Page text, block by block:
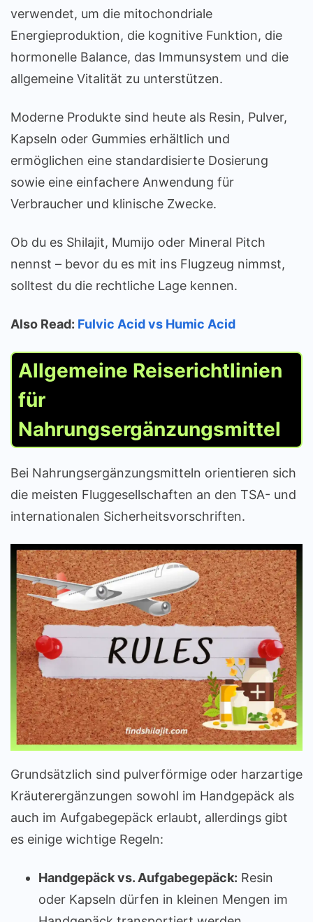
verwendet, um die mitochondriale
Energieproduktion, die kognitive Funktion, die
hormonelle Balance, das Immunsystem und die
allgemeine Vitalität zu unterstützen.
Moderne Produkte sind heute als Resin, Pulver,
Kapseln oder Gummies erhältlich und
ermöglichen eine standardisierte Dosierung
sowie eine einfachere Anwendung für
Verbraucher und klinische Zwecke.
Ob du es Shilajit, Mumijo oder Mineral Pitch
nennst – bevor du es mit ins Flugzeug nimmst,
solltest du die rechtliche Lage kennen.
Also Read: Fulvic Acid vs Humic Acid
Allgemeine Reiserichtlinien
für
Nahrungsergänzungsmittel
Bei Nahrungsergänzungsmitteln orientieren sich
die meisten Fluggesellschaften an den TSA- und
internationalen Sicherheitsvorschriften.
Grundsätzlich sind pulverförmige oder harzartige
Kräuterergänzungen sowohl im Handgepäck als
auch im Aufgabegepäck erlaubt, allerdings gibt
es einige wichtige Regeln:
Handgepäck vs. Aufgabegepäck: Resin
oder Kapseln dürfen in kleinen Mengen im